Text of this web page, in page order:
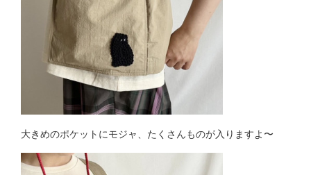
大きめのポケットにモジャ、たくさんものが入りますよ〜